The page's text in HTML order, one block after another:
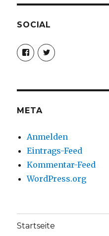
SOCIAL
Profil
von
christoph.fleischer1
anzeigen
Profil
von
anzeigen
META
Anmelden
Eintrags-Feed
Kommentar-Feed
WordPress.org
Startseite